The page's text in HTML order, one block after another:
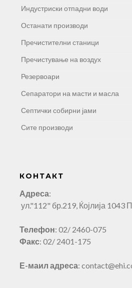
Индустриски отпадни води
Останати производи
Пречистителни станици
Пречистување на воздух
Резервоари
Сепаратори на масти и масла
Септички собирни јами
Сите производи
КОНТАКТ
Адреса:
ул."112" бр.219, Ќојлија 1043
Телефон: 02/ 2460-075
Факс: 02/ 2401-175
Е-маил адреса: